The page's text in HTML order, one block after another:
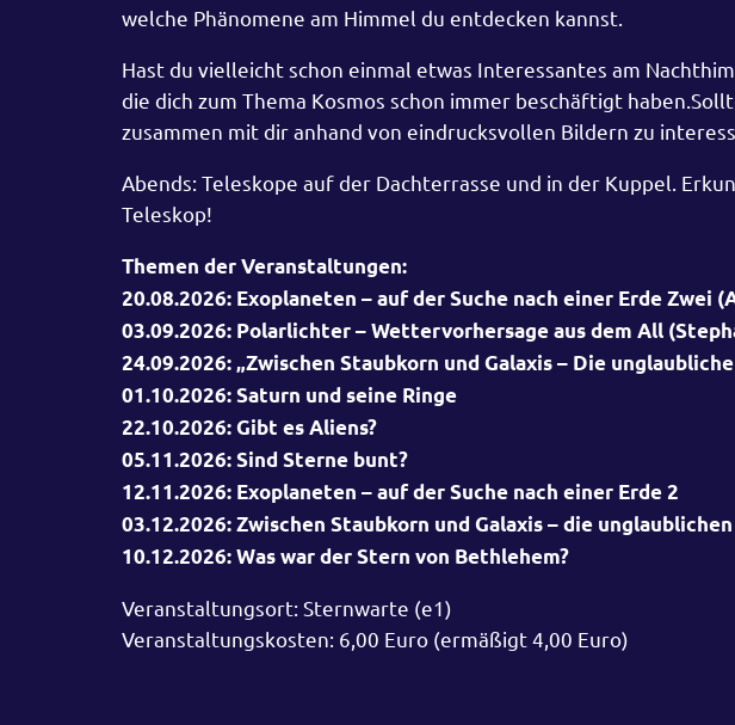
welche Phänomene am Himmel du entdecken kannst.
Hast du vielleicht schon einmal etwas Interessantes am
die dich zum Thema Kosmos schon immer beschäftigt
zusammen mit dir anhand von eindrucksvollen Bildern zu
Abends: Teleskope auf der Dachterrasse und in der Kuppel.
Teleskop!
Themen der Veranstaltungen:
20.08.2026: Exoplaneten – auf der Suche nach einer Erde Zwei
03.09.2026: Polarlichter – Wettervorhersage aus dem All
24.09.2026: „Zwischen Staubkorn und Galaxis – Die
01.10.2026: Saturn und seine Ringe
22.10.2026: Gibt es Aliens?
05.11.2026: Sind Sterne bunt?
12.11.2026: Exoplaneten – auf der Suche nach einer Erde 2
03.12.2026: Zwischen Staubkorn und Galaxis – die
10.12.2026: Was war der Stern von Bethlehem?
Veranstaltungsort: Sternwarte (e1)
Veranstaltungskosten: 6,00 Euro (ermäßigt 4,00 Euro)